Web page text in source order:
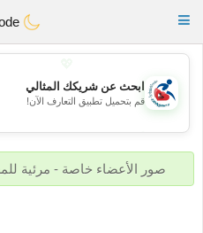
Space
Toggle
💕
ابحث عن شريكك المثالي
قم بتحميل تطبيق التعارف الآن!
صور الأعضاء خاصة - مرئية